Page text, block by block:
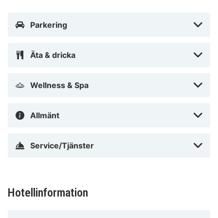
Parkering
Äta & dricka
Wellness & Spa
Allmänt
Service/Tjänster
Hotellinformation